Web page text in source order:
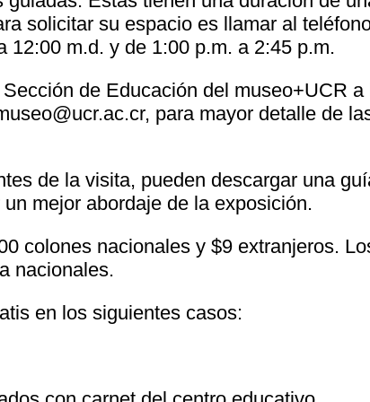
solicitar su espacio es llamar al
12:00 m.d. y de 1:00 p.m. a 2:45 p.m.
de Educación del museo+UCR a
para mayor detalle de
de la visita, pueden descargar una
mejor abordaje de la exposición.
colones nacionales y $9 extranjeros.
nacionales.
en los siguientes casos: